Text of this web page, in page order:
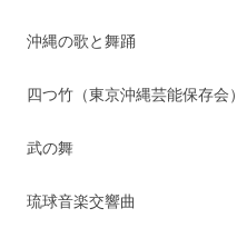
沖縄の歌と舞踊
四つ竹（東京沖縄芸能保存会）
武の舞
琉球音楽交響曲